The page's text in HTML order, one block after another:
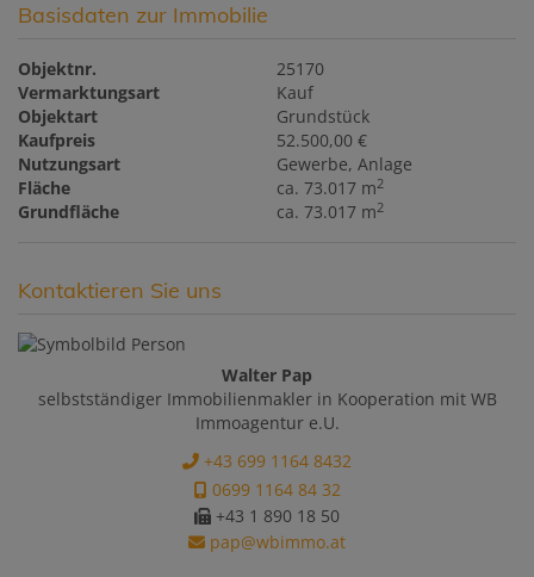
Basisdaten zur Immobilie
Objektnr.
25170
Vermarktungsart
Kauf
Objektart
Grundstück
Kaufpreis
52.500,00 €
Nutzungsart
Gewerbe Anlage
Fläche
ca. 73.017 m2
Grundfläche ca. 73.017 m2
Kontaktieren Sie uns
Walter Pap
selbstständiger Immobilienmakler in Kooperation mit WB
Immoagentur e.U.
+43 699 1164 8432
0699 1164 84 32
+43 1 890 18 50
pap@wbimmo.at